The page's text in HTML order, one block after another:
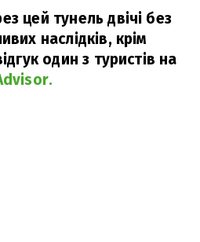
цей тунель двічі без
наслідків, крім
один з туристів на